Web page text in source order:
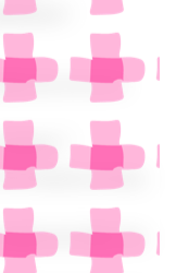
!
ma vie en ce
?
le dessin est mon
gens nus dans ton